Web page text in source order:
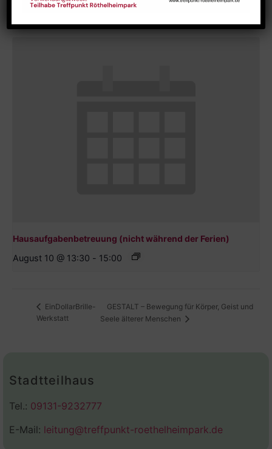
August 9 @ 10:00 - 12:00
Hausaufgabenbetreuung (nicht während der Ferien)
August 10 @ 13:30 - 15:00
EinDollarBrille-
Werkstatt
GESTALT – Bewegung für Körper, Geist und
Seele älterer Menschen
Stadtteilhaus
Tel.: 09131-9232777
E-Mail: leitung@treffpunkt-roethelheimpark.de